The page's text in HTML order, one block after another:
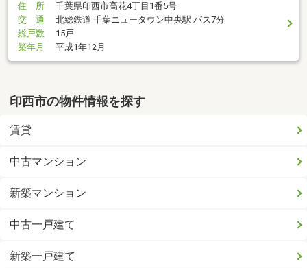
住 所
千葉県印西市高花4丁目1番5号
交 通
北総鉄道 千葉ニュータウン中央駅 バス7分
総戸数
15戸
築年月
平成1年12月
印西市の物件情報を探す
賃貸
中古マンション
新築マンション
中古一戸建て
新築一戸建て